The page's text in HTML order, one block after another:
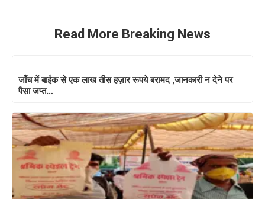
Read More Breaking News
जाँच में बाईक से एक लाख तीस हज़ार रूपये बरामद ,जानकारी न देने पर
पैसा जप्त…